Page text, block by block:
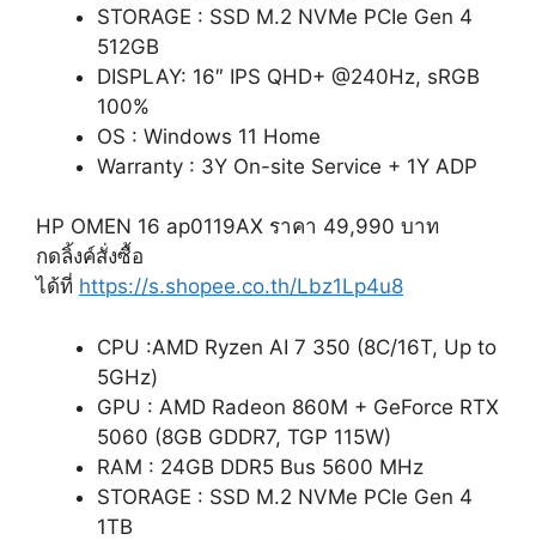
STORAGE : SSD M.2 NVMe PCIe Gen 4
512GB
DISPLAY: 16″ IPS QHD+ @240Hz, sRGB
100%
OS : Windows 11 Home
Warranty : 3Y On-site Service + 1Y ADP
HP OMEN 16 ap0119AX ราคา 49,990 บาท
กดลิ้งค์สั่งซื้อ
ได้ที่ https://s.shopee.co.th/Lbz1Lp4u8
CPU :AMD Ryzen AI 7 350 (8C/16T, Up to
5GHz)
GPU : AMD Radeon 860M + GeForce RTX
5060 (8GB GDDR7, TGP 115W)
RAM : 24GB DDR5 Bus 5600 MHz
STORAGE : SSD M.2 NVMe PCIe Gen 4
1TB